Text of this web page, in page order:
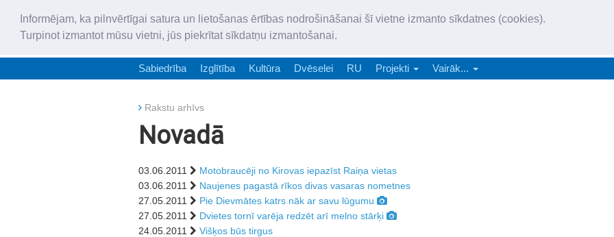
Informējam, ka pilnvērtīgai satura un lietošanas ērtības nodrošināšanai šī vietne izmanto sīkdatnes (cookies).
Turpinot izmantot mūsu vietni, jūs piekrītat sīkdatņu izmantošanai.
„Latgales Laiks” latviešu valodā aptver Daugavpils valstspilsētu,
Sabiedrība Izglītība Kultūra Dvēselei RU Projekti Vairāk...
Rakstu arhīvs
Novadā
03.06.2011
Motobraucēji no Kirovas iepazīst Raiņa vietas
03.06.2011
Naujenes pagastā rīkos divas vasaras nometnes
27.05.2011
Pie Dievmātes katrs nāk ar savu lūgumu
27.05.2011
Dvietes tornī varēja redzēt arī melno stārķi
24.05.2011
Višķos būs tirgus